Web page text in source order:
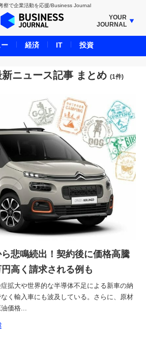
察で企業活動を応援/Business Journal
YOUR
JOURNAL
JOURNAL
JOURNAL
CREDITS JOURNAL
MANAGEMENT JOURNAL
JOURNAL
ENDING JOURNAL
ESTATE BROKERAGE JOURNAL
MARKETING JOURNAL
JOURNAL
DOG JOURNAL
ニュース記事 まとめ (1件)
悲鳴続出！契約後に価格高騰
高く請求される例も
拡大や世界的な半導体不足による新車の納
く輸入車にも波及している。さらに、原材
価格...
経済 IT 投資